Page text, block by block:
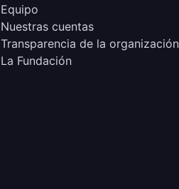
Equipo
Nuestras cuentas
Transparencia de la organización
La Fundación